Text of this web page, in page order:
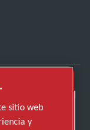
sitio web
y